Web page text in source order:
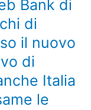
Bank di
di
il nuovo
di
Italia
le